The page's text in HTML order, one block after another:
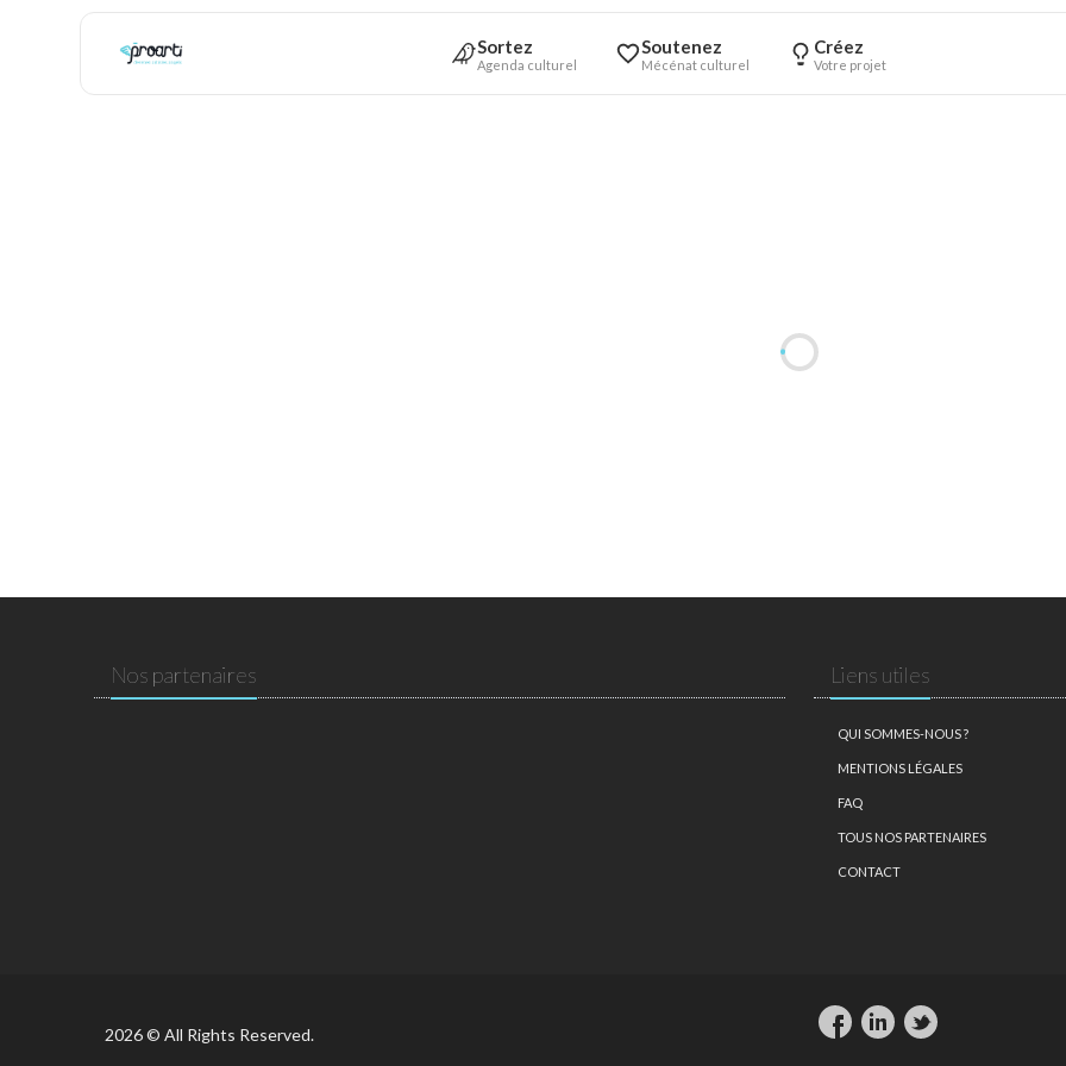
Sortez
Agenda culturel
Soutenez
Mécénat culturel
Créez
Votre projet
Nos partenaires Liens utiles
QUI SOMMES-NOUS ?
MENTIONS LÉGALES
FAQ
TOUS NOS PARTENAIRES
CONTACT
2026 © All Rights Reserved.